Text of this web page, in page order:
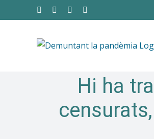
to
Facebook
TwitterInstagram
Hi ha